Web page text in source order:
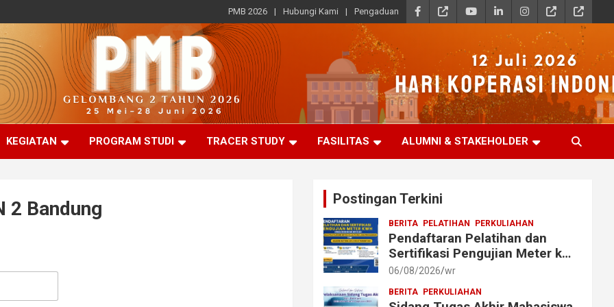
PMB 2026 Hubungi Kami Pengaduan
KEGIATAN PROGRAM STUDI TRACER STUDY FASILITAS ALUMNI & STAKEHOLDER
2 Bandung Postingan Terkini
BERITA PELATIHAN PERKULIAHAN
Pendaftaran Pelatihan dan
Sertifikasi Pengujian Meter kWh
bagi Mahasiswa dan Alumni
06/08/2026 wr
BERITA PERKULIAHAN